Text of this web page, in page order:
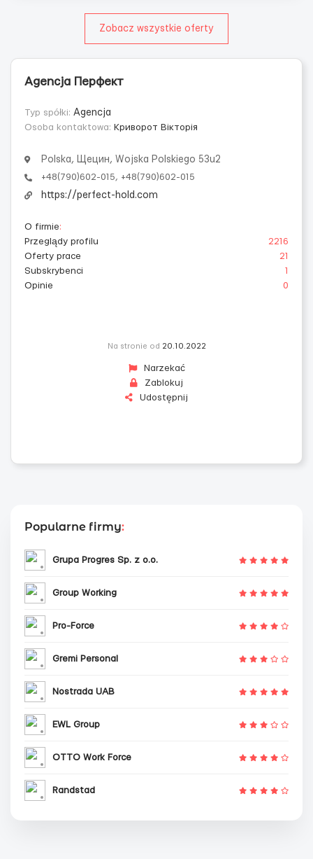
Zobacz wszystkie oferty
Agencja Перфект
Typ spółki: Agencja
Osoba kontaktowa: Криворот Вікторія
Polska, Щецин, Wojska Polskiego 53u2
+48(790)602-015, +48(790)602-015
https://perfect-hold.com
O firmie:
Przeglądy profilu
2216
Oferty prace
21
Subskrybenci
1
Opinie
0
Na stronie od 20.10.2022
Narzekać
Zablokuj
Udostępnij
Popularne firmy:
Grupa Progres Sp. z o.o.
Group Working
Pro-Force
Gremi Personal
Nostrada UAB
EWL Group
OTTO Work Force
Randstad